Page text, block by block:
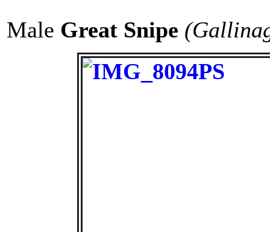
Male Great Snipe